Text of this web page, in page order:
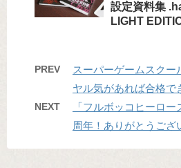
設定資料集
LIGHT
PREV
スーパーゲームスクー
ヤル気があれば合格で
NEXT
「フルボッコヒーロ
周年！ありがとうござ